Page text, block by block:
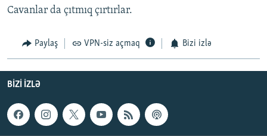
Cavanlar da çıtmıq çırtırlar.
Paylaş VPN-siz açmaq Bizi izlə
BIZI IZLƏ